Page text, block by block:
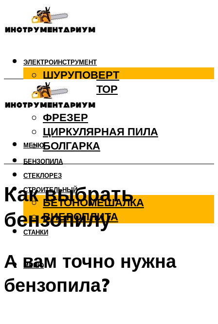
ЭЛЕКТРОИНСТРУМЕНТ
ШУРУПОВЕРТ
ПЕРФОРАТОР
ДРЕЛЬ
ФРЕЗЕР
ЦИРКУЛЯРНАЯ ПИЛА
БОЛГАРКА
БЕНЗОПИЛА
СТЕКЛОРЕЗ
СТРОИТЕЛЬНЫЙ
БЕТОНОМЕШАЛКА
ВИБРОПЛИТА
СТАНКИ
МЕНЮ
МЕНЮ
Как выбрать
бензопилу
А вам точно нужна
бензопила?